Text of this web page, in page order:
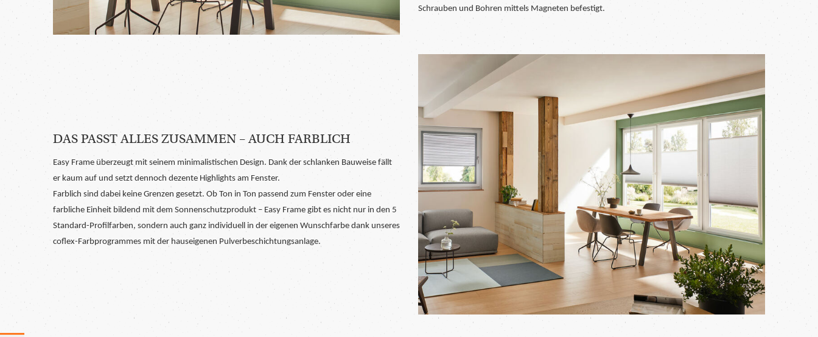
Schrauben und Bohren mittels Magneten befestigt.
DAS PASST ALLES ZUSAMMEN – AUCH FARBLICH
Easy Frame überzeugt mit seinem minimalistischen Design. Dank der schlanken Bauweise fällt
er kaum auf und setzt dennoch dezente Highlights am Fenster.
Farblich sind dabei keine Grenzen gesetzt. Ob Ton in Ton passend zum Fenster oder eine
farbliche Einheit bildend mit dem Sonnenschutzprodukt – Easy Frame gibt es nicht nur in den 5
Standard-Profilfarben, sondern auch ganz individuell in der eigenen Wunschfarbe dank unseres
coflex-Farbprogrammes mit der hauseigenen Pulverbeschichtungsanlage.